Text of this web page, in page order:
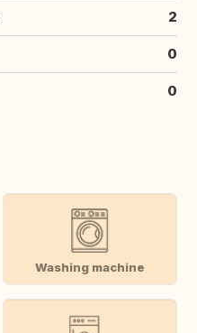
2
0
0
Washing machine